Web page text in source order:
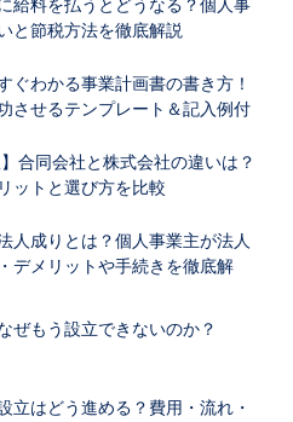
給料を払うとどうなる？個人事
と節税方法を徹底解説
ぐわかる事業計画書の書き方！
させるテンプレート＆記入例付
】合同会社と株式会社の違いは？
ットと選び方を比較
人成りとは？個人事業主が法人
デメリットや手続きを徹底解
ぜもう設立できないのか？
立はどう進める？費用・流れ・